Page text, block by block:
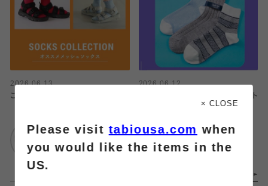
2026.06.13
これから大活躍★メッシュソックス
靴下屋
2026.06.12
オンライン限定★父の日ギフトセット
靴下屋
× CLOSE
Please visittabiousa.com when
you would like the items in the
US.